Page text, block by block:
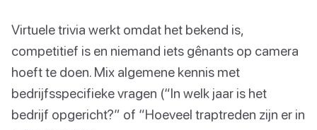
Virtuele trivia werkt omdat het bekend is,
competitief is en niemand iets gênants op camera
hoeft te doen. Mix algemene kennis met
bedrijfsspecifieke vragen (“In welk jaar is het
bedrijf opgericht?” of “Hoeveel traptreden zijn er in